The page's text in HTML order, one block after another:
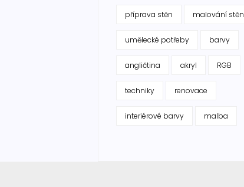
příprava stěn malování stěn
umělecké potřeby barvy
angličtina akryl RGB
techniky renovace
interiérové barvy malba